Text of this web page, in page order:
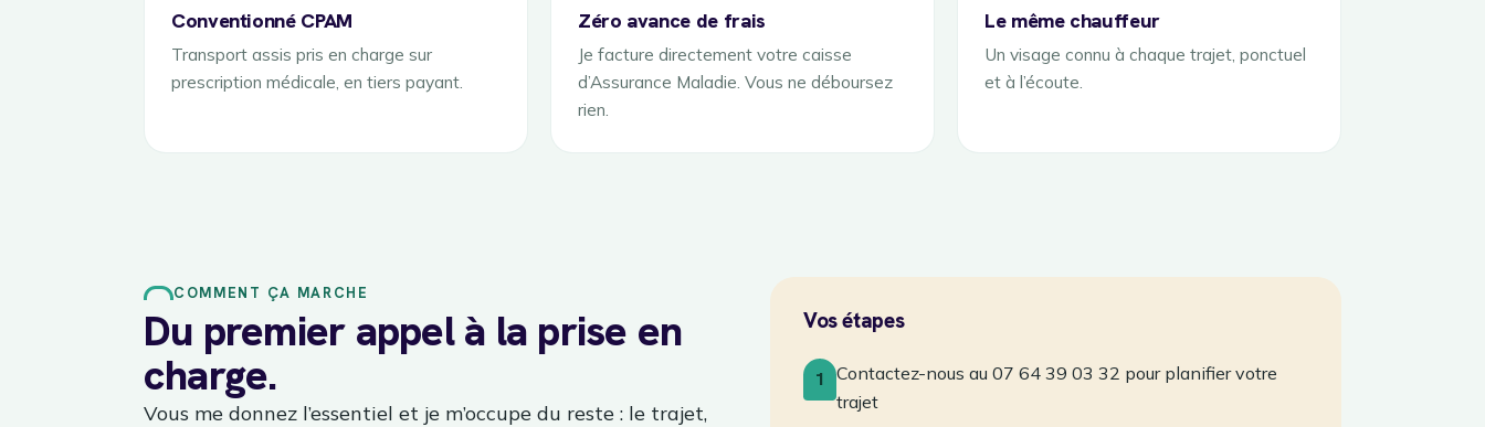
Conventionné CPAM
Transport assis pris en charge sur
prescription médicale, en tiers payant.
Zéro avance de frais
Je facture directement votre caisse
d’Assurance Maladie. Vous ne déboursez
rien.
Le même chauffeur
Un visage connu à chaque trajet, ponctuel
et à l’écoute.
COMMENT ÇA MARCHE
Du premier appel à la prise en
charge.
Vous me donnez l’essentiel et je m’occupe du reste : le trajet,
Vos étapes
1
Contactez-nous au 07 64 39 03 32 pour planifier votre
trajet